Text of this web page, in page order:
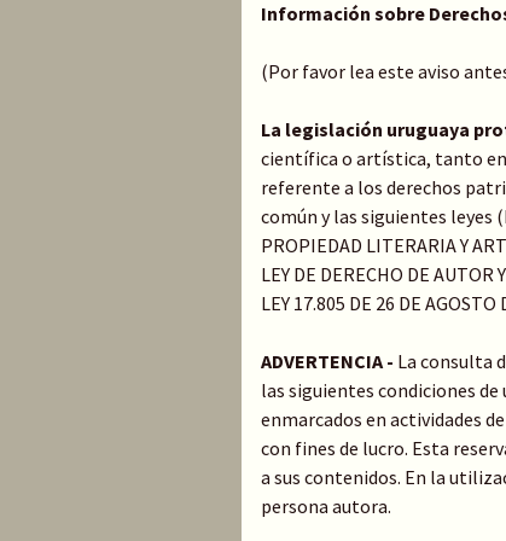
Información sobre
(Por favor lea este aviso
La legislación uruguaya
científica o artística, tanto en
referente a los derechos
común y las siguientes leyes
PROPIEDAD LITERARIA Y
LEY DE DERECHO DE AUTOR
LEY 17.805 DE 26 DE
ADVERTENCIA - La consulta
las siguientes condiciones
enmarcados en actividades
con fines de lucro. Esta
a sus contenidos. En la
persona autora.